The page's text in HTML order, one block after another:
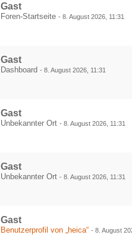
Gast
Foren-Startseite-8. August 2026, 11:31
Gast
Dashboard-8. August 2026, 11:31
Gast
Unbekannter Ort-8. August 2026, 11:31
Gast
Unbekannter Ort-8. August 2026, 11:31
Gast
Benutzerprofil von „heica“ -8. August